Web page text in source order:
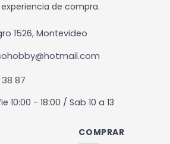
de compra.
1526, Montevideo
87
10:00 - 18:00 / Sab 10 a 13
COMPRAR